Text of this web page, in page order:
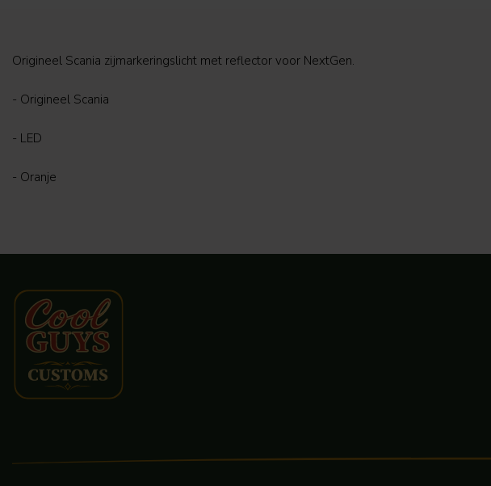
Origineel Scania zijmarkeringslicht met reflector voor NextGen.
- Origineel Scania
- LED
- Oranje